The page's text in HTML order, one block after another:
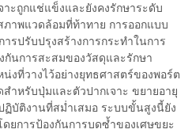
าะถูกแช่แข็งและยังคงรักษาระดับ
าพแวดล้อมที่ท้าทาย การออกแบบ
รปรับปรุงสร้างการกระทำในการ
กันการสะสมของวัสดุและรักษา
งที่วางไว้อย่างยุทธศาสตร์ของพอร์ต
ำหรับปุ่มและตัวปากเจาะ ขยายอายุ
ฏิบัติงานที่สม่ำเสมอ ระบบขั้นสูงนี้ยัง
ยการป้องกันการบดซ้ำของเศษขยะ